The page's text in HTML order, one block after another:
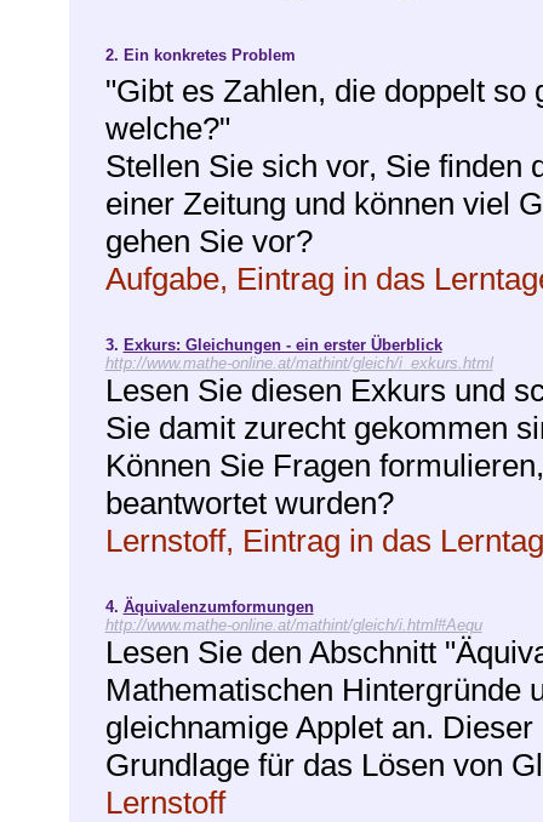
2. Ein konkretes Problem
"Gibt es Zahlen, die doppelt
welche?"
Stellen Sie sich vor, Sie finden
einer Zeitung und können viel
gehen Sie vor?
Aufgabe, Eintrag in das
3. Exkurs: Gleichungen - ein erster Überblick
http://www.mathe-online.at/mathint/gleich/i_exkurs.html
Lesen Sie diesen Exkurs und
Sie damit zurecht gekommen
Können Sie Fragen
beantwortet wurden?
Lernstoff, Eintrag in das
4. Äquivalenzumformungen
http://www.mathe-online.at/mathint/gleich/i.html#Aequ
Lesen Sie den Abschnitt
Mathematischen Hintergründe
gleichnamige Applet an.
Grundlage für das Lösen von
Lernstoff